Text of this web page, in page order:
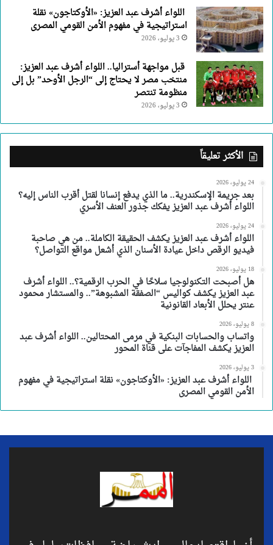
اللواء أشرف عبد العزيز: «الأوكتاجون» نقلة
استراتيجية في مفهوم الأمن القومي المصرى
3 يوليو، 2026
قبل مواجهة أستراليا.. اللواء أشرف عبد العزيز:
منتخب مصر لا يحتاج إلى “الرجل الأوحد” بل إلى
منظومة تنتصر
3 يوليو، 2026
الأكثر تعليقاً
24 يوليو، 2026
بعد جريمة الإسكندرية.. ما الذي يدفع إنسانا لقتل أقرب الناس إليه؟
اللواء أشرف عبد العزيز يفكك جذور العنف الأسري
24 يوليو، 2026
اللواء أشرف عبد العزيز يكشف الحقيقة الكاملة.. من هي صاحبة
فيديو الرقص داخل عيادة الأسنان الذي أشعل مواقع التواصل؟
18 يوليو، 2026
هل أصبحت التكنولوجيا سلاحًا في الحرب الرقمية؟.. اللواء أشرف
عبد العزيز يكشف كواليس “الصفقة المشبوهة”.. والمستشار محمود
عنتر يحلل الأبعاد القانونية
8 يوليو، 2026
واتساب والحسابات البنكية في مرمى المحتالين.. اللواء أشرف عبد
العزيز يكشف المفاجآت على قناة المحور
3 يوليو، 2026
اللواء أشرف عبد العزيز: «الأوكتاجون» نقلة استراتيجية في مفهوم
الأمن القومي المصرى